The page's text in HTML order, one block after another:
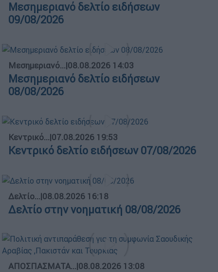
Μεσημεριανό δελτίο ειδήσεων
09/08/2026
Μεσημεριανό...|08.08.2026 14:03
Μεσημεριανό δελτίο ειδήσεων
08/08/2026
Κεντρικό...|07.08.2026 19:53
Κεντρικό δελτίο ειδήσεων 07/08/2026
Δελτίο...|08.08.2026 16:18
Δελτίο στην νοηματική 08/08/2026
ΑΠΟΣΠΑΣΜΑΤΑ...|08.08.2026 13:08